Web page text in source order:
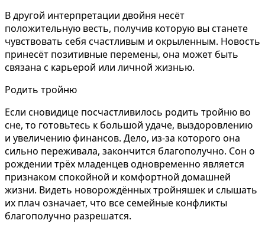
В другой интерпретации двойня несёт
положительную весть, получив которую вы станете
чувствовать себя счастливым и окрыленным. Новость
принесёт позитивные перемены, она может быть
связана с карьерой или личной жизнью.
Родить тройню
Если сновидице посчастливилось родить тройню во
сне, то готовьтесь к большой удаче, выздоровлению
и увеличению финансов. Дело, из-за которого она
сильно переживала, закончится благополучно. Сон о
рождении трёх младенцев одновременно является
признаком спокойной и комфортной домашней
жизни. Видеть новорождённых тройняшек и слышать
их плач означает, что все семейные конфликты
благополучно разрешатся.